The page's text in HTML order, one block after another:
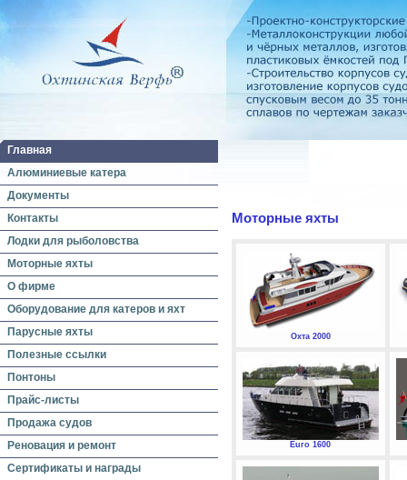
Главная
Алюминиевые катера
Документы
Контакты
Лодки для рыболовства
Моторные яхты
О фирме
Оборудование для катеров и яхт
Парусные яхты
Полезные ссылки
Понтоны
Прайс-листы
Продажа судов
Реновация и ремонт
Сертификаты и награды
Моторные яхты
Охта 2000
Euro 1600